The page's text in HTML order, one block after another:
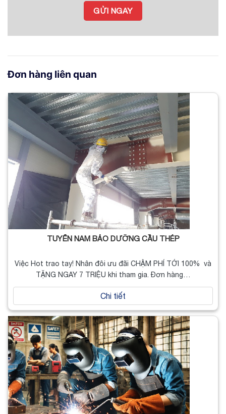
Đơn hàng liên quan
TUYỂN NAM BẢO DƯỠNG CẦU THÉP
Việc Hot trao tay! Nhân đôi ưu đãi CHẬM PHÍ TỚI 100% và
TẶNG NGAY 7 TRIỆU khi tham gia. Đơn hàng…
Chi tiết